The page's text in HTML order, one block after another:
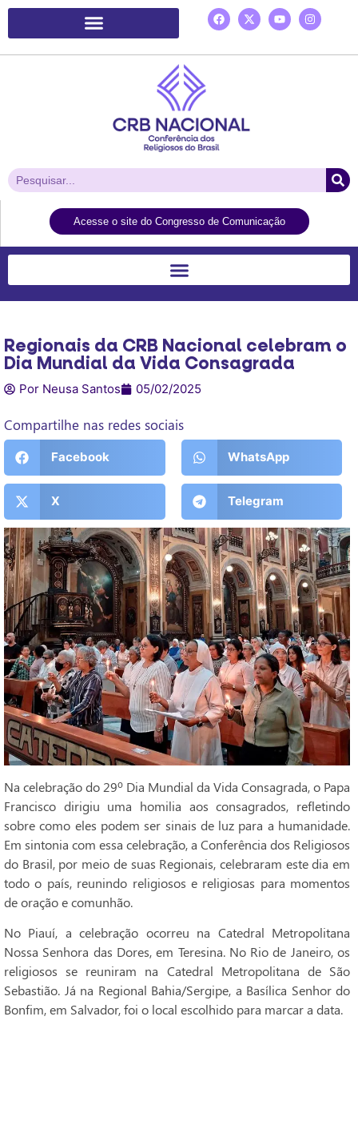
Acesse o site do Congresso de Comunicação
Regionais da CRB Nacional celebram o
Dia Mundial da Vida Consagrada
Por Neusa Santos 05/02/2025
Compartilhe nas redes sociais
Facebook WhatsApp
X Telegram
Na celebração do 29º Dia Mundial da Vida Consagrada, o Papa
Francisco dirigiu uma homilia aos consagrados, refletindo
sobre como eles podem ser sinais de luz para a humanidade.
Em sintonia com essa celebração, a Conferência dos Religiosos
do Brasil, por meio de suas Regionais, celebraram este dia em
todo o país, reunindo religiosos e religiosas para momentos
de oração e comunhão.
No Piauí, a celebração ocorreu na Catedral Metropolitana
Nossa Senhora das Dores, em Teresina. No Rio de Janeiro, os
religiosos se reuniram na Catedral Metropolitana de São
Sebastião. Já na Regional Bahia/Sergipe, a Basílica Senhor do
Bonfim, em Salvador, foi o local escolhido para marcar a data.